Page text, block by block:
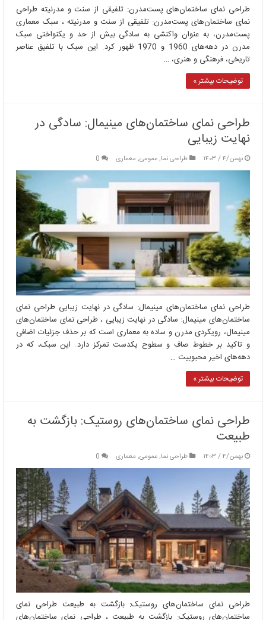
طراحی نمای ساختمان‌های پست‌مدرن: تلفیقی از سنت و مدرنیته طراحی
نمای ساختمان‌های پست‌مدرن: تلفیقی از سنت و مدرنیته ، سبک معماری
پست‌مدرن، به عنوان واکنشی به سادگی بیش از حد و یکنواختی سبک
مدرن در دهه‌های 1960 و 1970 ظهور کرد. این سبک با تلفیق عناصر
تاریخی، فرهنگی و هنری، …
توضیحات بیشتر »
طراحی نمای ساختمان‌های مینیمال: سادگی در
نهایت زیبایی
بهمن/۴ / ۱۴۰۳ طراحی نما,عمومی, معماری 0
طراحی نمای ساختمان‌های مینیمال: سادگی در نهایت زیبایی طراحی نمای
ساختمان‌های مینیمال: سادگی در نهایت زیبایی ، طراحی نمای ساختمان‌های
مینیمال، رویکردی مدرن و ساده به معماری است که بر حذف جزئیات اضافی
و تاکید بر خطوط صاف و سطوح یکدست تمرکز دارد. این سبک، که در
دهه‌های اخیر محبوبیت …
توضیحات بیشتر »
طراحی نمای ساختمان‌های روستیک: بازگشت به
طبیعت
بهمن/۴ / ۱۴۰۳ طراحی نما,عمومی, معماری 0
طراحی نمای ساختمان‌های روستیک: بازگشت به طبیعت طراحی نمای
ساختمان‌های روستیک: بازگشت به طبیعت ، طراحی نمای ساختمان‌های